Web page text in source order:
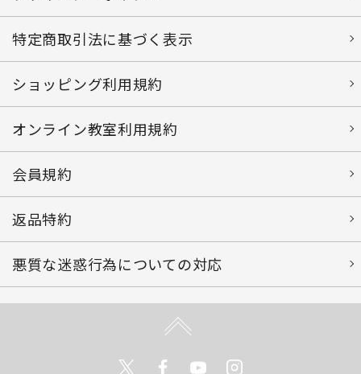
特定商取引法に基づく表示
ショッピング利用規約
オンライン教室利用規約
会員規約
返品特約
悪質な迷惑行為についての対応
TwitterFacebookYoutube